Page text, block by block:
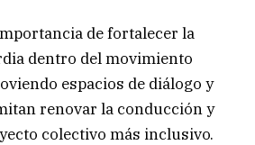
de fortalecer la
dentro del movimiento
espacios de diálogo y
renovar la conducción y
colectivo más inclusivo.